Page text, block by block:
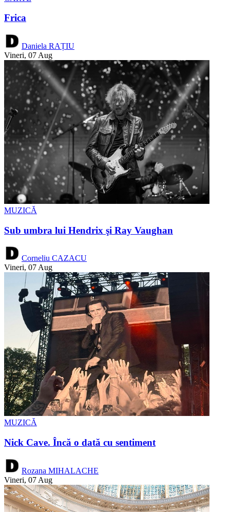
Frica
Daniela RAȚIU
Vineri, 07 Aug
MUZICĂ
Sub umbra lui Hendrix şi Ray Vaughan
Corneliu CAZACU
Vineri, 07 Aug
MUZICĂ
Nick Cave. Încă o dată cu sentiment
Rozana MIHALACHE
Vineri, 07 Aug